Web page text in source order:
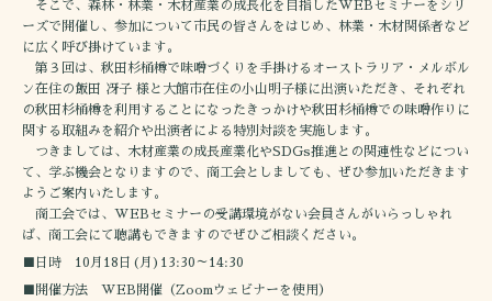
そこで、森林・林業・木材産業の成長化を目指したWEBセミナーをシリ
ーズで開催し、参加について市民の皆さんをはじめ、林業・木材関係者など
に広く呼び掛けています。
第３回は、秋田杉桶樽で味噌づくりを手掛けるオーストラリア・メルボル
ン在住の飯田 冴子 様と大館市在住の小山明子様に出演いただき、それぞれ
の秋田杉桶樽を利用することになったきっかけや秋田杉桶樽での味噌作りに
関する取組みを紹介や出演者による特別対談を実施します。
つきましては、木材産業の成長産業化やSDGs推進との関連性などについ
て、学ぶ機会となりますので、商工会としましても、ぜひ参加いただきます
ようご案内いたします。
商工会では、WEBセミナーの受講環境がない会員さんがいらっしゃれ
ば、商工会にて聴講もできますのでぜひご相談ください。
■日時 10月18日(月)13:30～14:30
■開催方法 WEB開催（Zoomウェビナーを使用）